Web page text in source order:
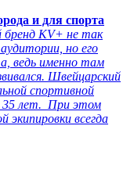
и для спорта
бренд KV+ не так
но его
ведь именно там
Швейцарский
спортивной
35 лет. При этом
всегда